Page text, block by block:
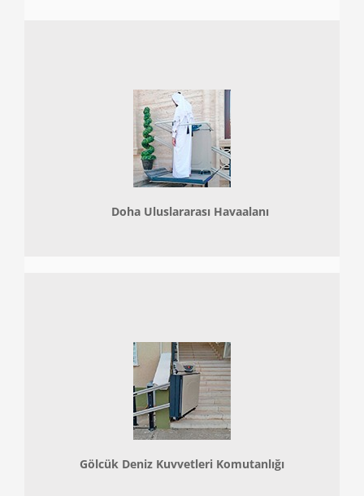
Doha Uluslararası Havaalanı
Gölcük Deniz Kuvvetleri Komutanlığı